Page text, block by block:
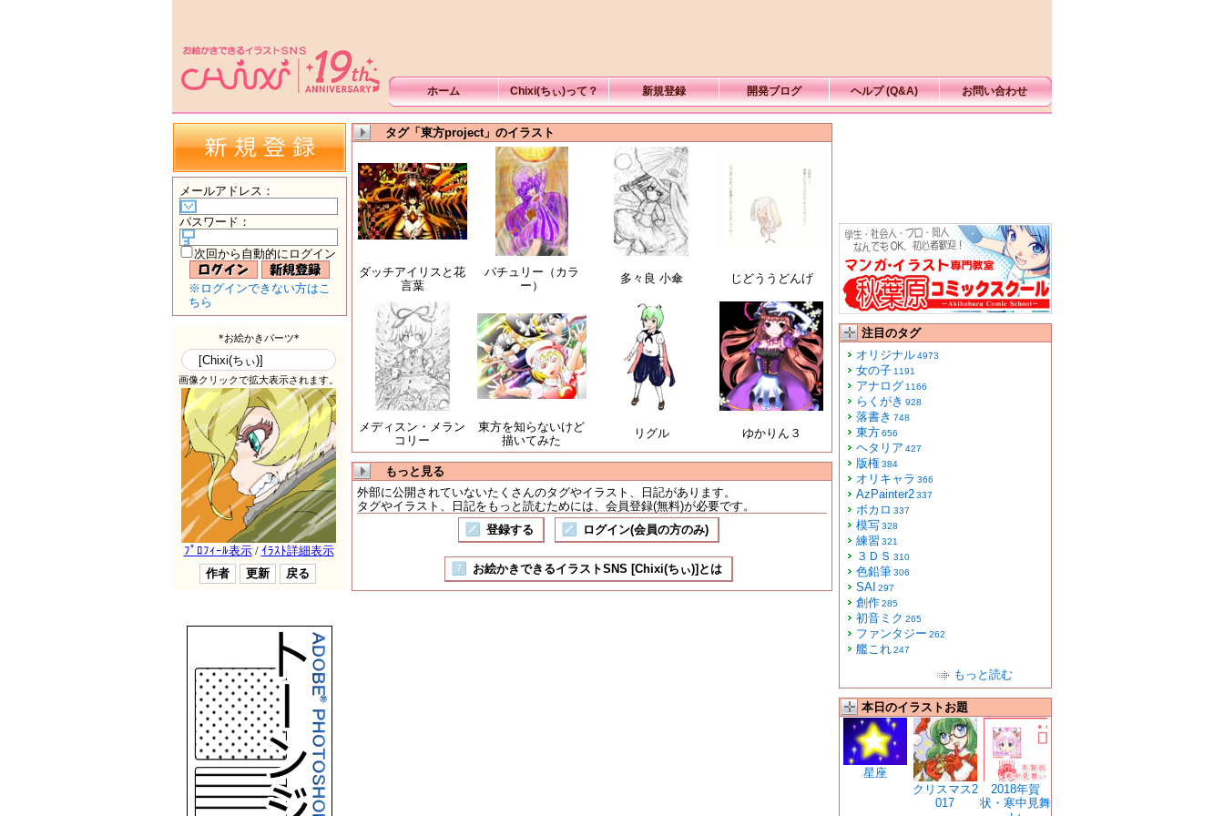
ホーム Chixi(ちぃ)って？ 新規登録 開発ブログ ヘルプ (Q&A) お問い合わせ
メールアドレス ：
パスワード ：
次回から自動的にログイン
※ログインできない方はこ
ちら
タグ「東方project」のイラスト
ダッチアイリスと花
言葉
パチュリー（カラ
ー）
多々良 小傘 じどううどんげ
メディスン・メラン
コリー
東方を知らないけど
描いてみた
リグル ゆかりん３
もっと見る
外部に公開されていないたくさんのタグやイラスト、日記があります。
タグやイラスト、日記をもっと読むためには、会員登録(無料)が必要です。
登録する
ログイン(会員の方のみ)
お絵かきできるイラストSNS [Chixi(ちぃ)]とは
注目のタグ
オリジナル4973
女の子 1191
アナログ 1166
らくがき 928
落書き 748
東方656
ヘタリア 427
版権384
オリキャラ 366
AzPainter2337
ボカロ 337
模写328
練習 321
３ＤＳ 310
色鉛筆306
SAI 297
創作285
初音ミク 265
ファンタジー 262
艦これ247
もっと読む
本日のイラストお題
星座
クリスマス2
017
2018年賀
状・寒中見舞